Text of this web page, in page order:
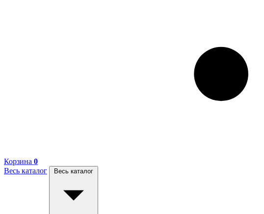
Корзина 0
Весь каталог
Весь каталог